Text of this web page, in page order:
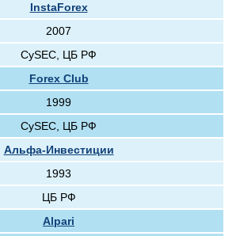
InstaForex
2007
CySEC, ЦБ РФ
Forex Club
1999
CySEC, ЦБ РФ
Альфа-Инвестиции
1993
ЦБ РФ
Alpari